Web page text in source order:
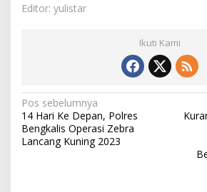
Editor: yulistar
Ikuti Kami
N
a
v
Pos sebelumnya
14 Hari Ke Depan, Polres
Bengkalis Operasi Zebra
Lancang Kuning 2023